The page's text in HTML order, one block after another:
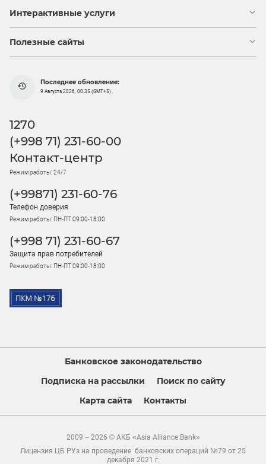
Интерактивные услуги
Полезные сайты
Последнее обновление:
9 Августа 2026, 00:35 (GMT+5)
1270
(+998 71) 231-60-00
Контакт-центр
Режим работы: 24/7
(+99871) 231-60-76
Телефон доверия
Режим работы: ПН-ПТ 09:00-18:00
(+998 71) 231-60-67
Защита прав потребителей
Режим работы: ПН-ПТ 09:00-18:00
Банковское законодательство
Подписка на рассылки
Поиск по сайту
Карта сайта
Контакты
2009 – 2026 © АКБ «Asia Alliance Bank»
Лицензия ЦБ РУз на проведение банковских операций №79 от 25
декабря 2021 г.